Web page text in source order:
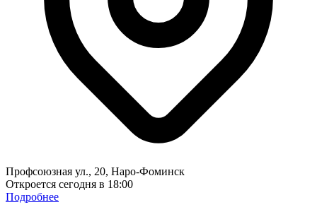
Профсоюзная ул., 20, Наро-Фоминск
Откроется сегодня в 18:00
Подробнее